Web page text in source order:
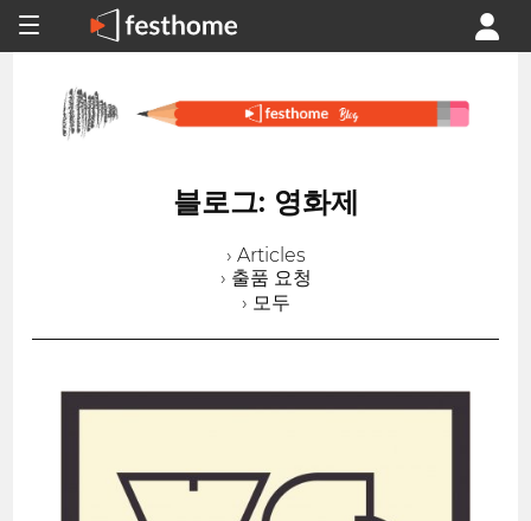
블로그: 영화제
› Articles
› 출품 요청
› 모두